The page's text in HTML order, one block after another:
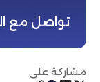
تواصل مع
مشاركة على